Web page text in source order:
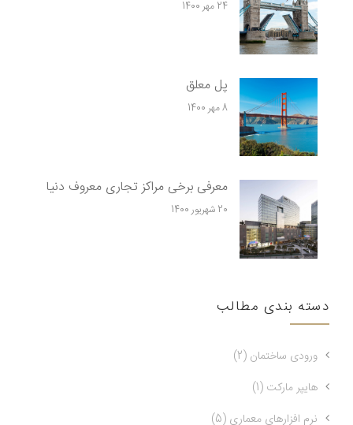
24 مهر 1400
پل معلق
8 مهر 1400
معرفی برخی مراکز تجاری معروف دنیا
20 شهریور 1400
دسته بندی مطالب
ورودی ساختمان (2)
هایپر مارکت (1)
نرم افزارهای معماری (5)